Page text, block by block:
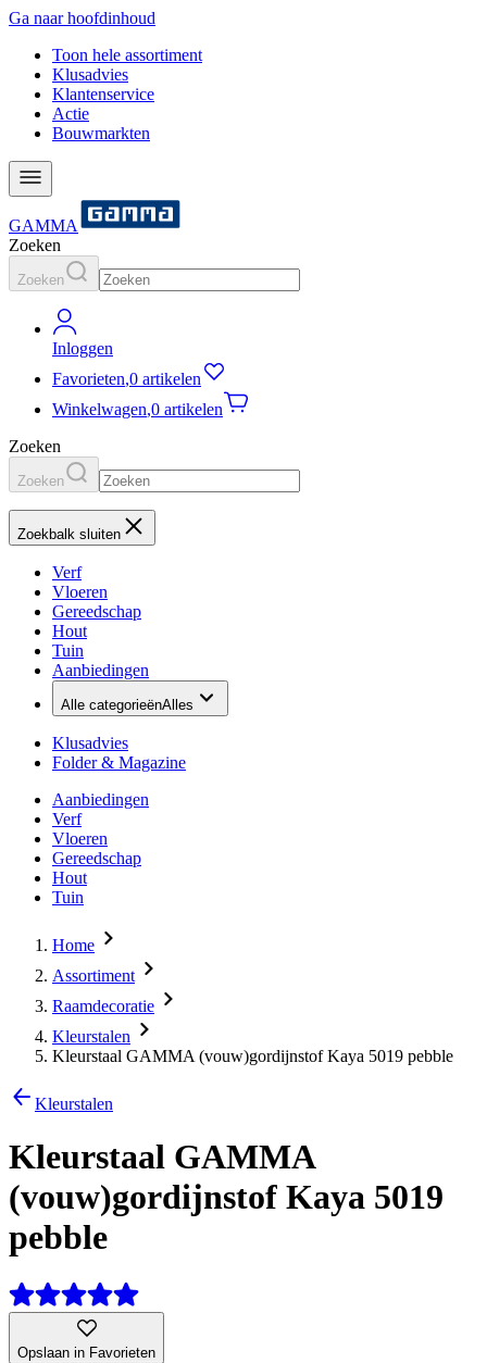
Ga naar hoofdinhoud
Toon hele assortiment
Klusadvies
Klantenservice
Actie
Bouwmarkten
GAMMA
Zoeken
Zoeken
Inloggen
Favorieten,0 artikelen
Winkelwagen,0 artikelen
Zoeken
Zoeken
Zoekbalk sluiten
Verf
Vloeren
Gereedschap
Hout
Tuin
Aanbiedingen
Alle categorieënAlles
Klusadvies
Folder & Magazine
Aanbiedingen
Verf
Vloeren
Gereedschap
Hout
Tuin
Home
Assortiment
Raamdecoratie
Kleurstalen
Kleurstaal GAMMA (vouw)gordijnstof Kaya 5019 pebble
Kleurstalen
Kleurstaal GAMMA
(vouw)gordijnstof Kaya 5019
pebble
Opslaan in Favorieten